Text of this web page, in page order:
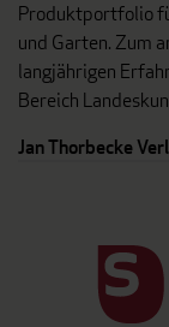
Produktportfolio
und Garten. Zum
langjährigen
Bereich
Jan Thorbecke